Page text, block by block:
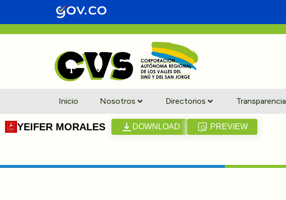
Inicio Nosotros Directorios Transparencia
YEIFER MORALES DOWNLOAD PREVIEW